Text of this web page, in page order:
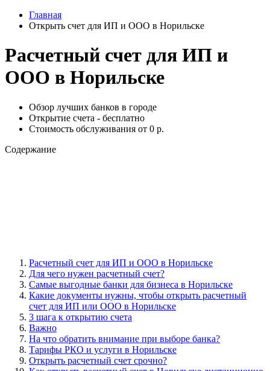
Главная
Открыть счет для ИП и ООО в Норильске
Расчетный счет для ИП и
ООО в Норильске
Обзор лучших банков в городе
Открытие счета - бесплатно
Стоимость обслуживания от 0 р.
Содержание
Расчетный счет для ИП и ООО в Норильске
Для чего нужен расчетный счет?
Самые выгодные банки для бизнеса в Норильске
Какие документы нужны, чтобы открыть расчетный
счет для ИП или ООО в Норильске
3 шага к открытию счета
Важно
На что обратить внимание при выборе банка?
Тарифы РКО и услуги в Норильске
Открыть расчетный счет срочно?